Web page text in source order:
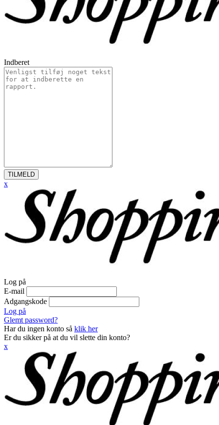
Indberet
TILMELD
x
Log på
E-mail
Adgangskode
Log på
Glemt password?
Har du ingen konto så klik her
Er du sikker på at du vil slette din konto?
x